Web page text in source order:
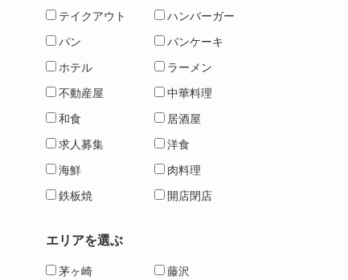
テイクアウト
ハンバーガー
パン
パンケーキ
ホテル
ラーメン
不動産屋
中華料理
和食
居酒屋
求人募集
洋食
海鮮
肉料理
鉄板焼
開店閉店
エリアを選ぶ
茅ヶ崎
藤沢